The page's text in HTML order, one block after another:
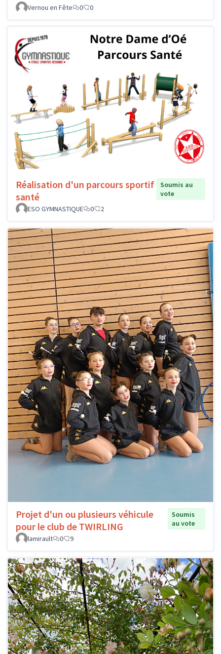
Vernou en Fête 0 0
Réalisation d'un parcours sportif
santé
Soumis au
vote
ESO GYMNASTIQUE
0 2
Projet d'un ou plusieurs véhicule
pour le club de TWIRLING
Soumis
au vote
lamirault
0 9